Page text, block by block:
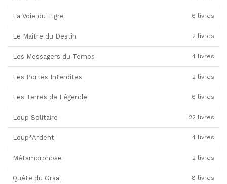
La Voie du Tigre 6 livres
Le Maître du Destin 2 livres
Les Messagers du Temps 4 livres
Les Portes Interdites 2 livres
Les Terres de Légende 6 livres
Loup Solitaire 22 livres
Loup*Ardent 4 livres
Métamorphose 2 livres
Quête du Graal 8 livres